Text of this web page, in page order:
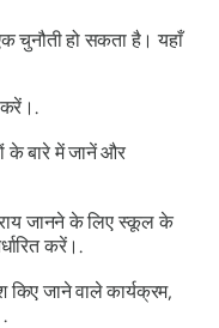
चुनौती हो सकता है। यहाँ
के बारे में जानें और
राय जानने के लिए स्कूल के
करें।.
किए जाने वाले कार्यक्रम,